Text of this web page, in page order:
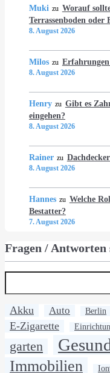
Muki zu Worauf
Terrassenboden oder
8. August 2026
Milos zu
8. August 2026
Henry zu Gibt es
eingehen?
8. August 2026
Rainer zu
8. August 2026
Hannes zu Welche
Bestatter?
7. August 2026
Fragen / Antworten
Akku Auto Berlin
E-Zigarette
garten
Immobilien